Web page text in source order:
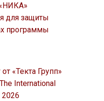
для защиты
программы
«Текта Групп»
International
2026